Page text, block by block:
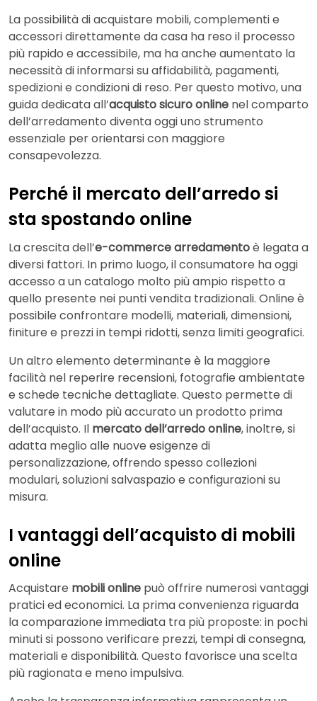
La possibilità di acquistare mobili, complementi e
accessori direttamente da casa ha reso il processo
più rapido e accessibile, ma ha anche aumentato la
necessità di informarsi su affidabilità, pagamenti,
spedizioni e condizioni di reso. Per questo motivo, una
guida dedicata all’acquisto sicuro online nel comparto
dell’arredamento diventa oggi uno strumento
essenziale per orientarsi con maggiore
consapevolezza.
Perché il mercato dell’arredo si
sta spostando online
La crescita dell’e-commerce arredamentoè legata a
diversi fattori. In primo luogo, il consumatore ha oggi
accesso a un catalogo molto più ampio rispetto a
quello presente nei punti vendita tradizionali. Online è
possibile confrontare modelli, materiali, dimensioni,
finiture e prezzi in tempi ridotti, senza limiti geografici.
Un altro elemento determinante è la maggiore
facilità nel reperire recensioni, fotografie ambientate
e schede tecniche dettagliate. Questo permette di
valutare in modo più accurato un prodotto prima
dell’acquisto. Il mercato dell’arredo online, inoltre, si
adatta meglio alle nuove esigenze di
personalizzazione, offrendo spesso collezioni
modulari, soluzioni salvaspazio e configurazioni su
misura.
I vantaggi dell’acquisto di mobili
online
Acquistare mobili online può offrire numerosi vantaggi
pratici ed economici. La prima convenienza riguarda
la comparazione immediata tra più proposte: in pochi
minuti si possono verificare prezzi, tempi di consegna,
materiali e disponibilità. Questo favorisce una scelta
più ragionata e meno impulsiva.